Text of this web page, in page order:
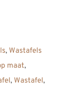
, Wastafels
maat,
, Wastafel,